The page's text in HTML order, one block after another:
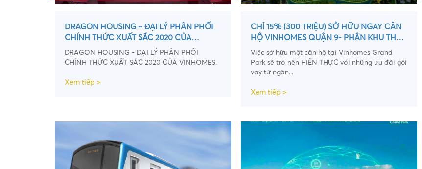
DRAGON HOUSING – ĐẠI LÝ PHÂN PHỐI
CHÍNH THỨC XUẤT SẮC 2020 CỦA
VINHOMES ?️?️?
DRAGON HOUSING - ĐẠI LÝ PHÂN PHỐI
CHÍNH THỨC XUẤT SẮC 2020 CỦA VINHOMES.
Xem tiếp >
CHỈ 15% (300 TRIỆU) SỞ HỮU NGAY CĂN
HỘ VINHOMES QUẬN 9- PHÂN KHU THE
ORIGAMI NHẬT BẢN.
Việc sở hữu một căn hộ tại Vinhomes Grand
Park sẽ trở nên HIỆN THỰC với những ưu đãi gói
vay từ ngân...
Xem tiếp >